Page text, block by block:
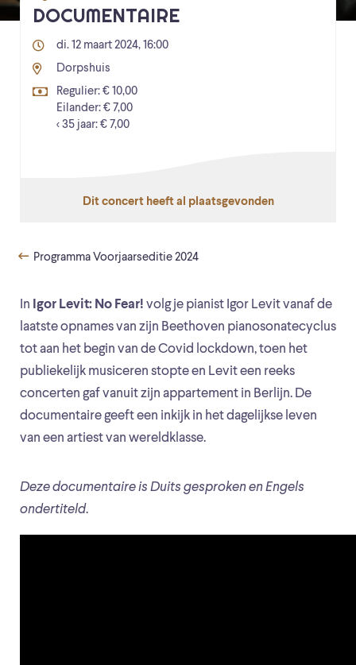
In Igor Levit: No Fear! volg je pianist Igor Levit vanaf de
laatste opnames van zijn Beethoven pianosonatecyclus
tot aan het begin van de Covid lockdown, toen het
publiekelijk musiceren stopte en Levit een reeks
concerten gaf vanuit zijn appartement in Berlijn. De
documentaire geeft een inkijk in het dagelijkse leven
van een artiest van wereldklasse.
Deze documentaire is Duits gesproken en Engels
ondertiteld.
DOCUMENTAIRE
di. 12 maart 2024, 16:00
Dorpshuis
Regulier: € 10,00
Eilander: € 7,00
< 35 jaar: € 7,00
Dit concert heeft al plaatsgevonden
Programma Voorjaarseditie 2024